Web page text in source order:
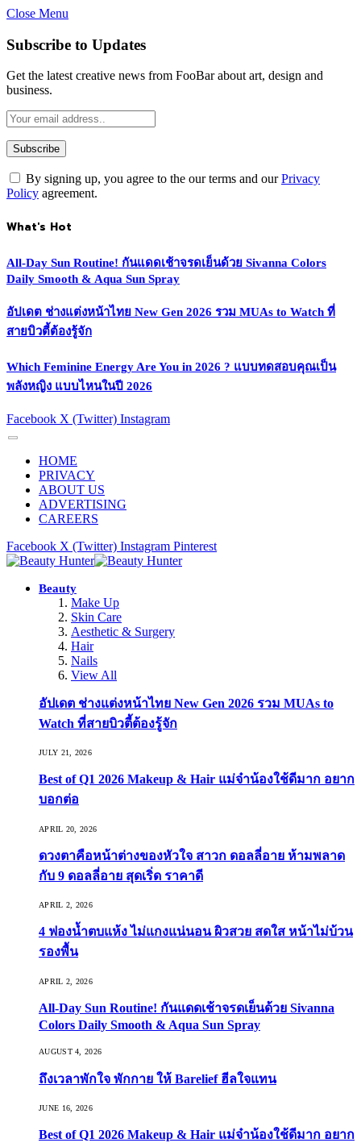
Close Menu
Subscribe to Updates
Get the latest creative news from FooBar about art, design and
business.
By signing up, you agree to the our terms and ourPrivacy
Policy agreement.
What's Hot
All-Day Sun Routine! กันแดดเช้าจรดเย็นด้วย Sivanna Colors
Daily Smooth & Aqua Sun Spray
อัปเดต ช่างแต่งหน้าไทย New Gen 2026 รวม MUAs to Watch ที่
สายบิวตี้ต้องรู้จัก
Which Feminine Energy Are You in 2026 ? แบบทดสอบคุณเป็น
พลังหญิง แบบไหนในปี 2026
Facebook X (Twitter) Instagram
HOME
PRIVACY
ABOUT US
ADVERTISING
CAREERS
Facebook X (Twitter) Instagram Pinterest
Beauty
Make Up
Skin Care
Aesthetic & Surgery
Hair
Nails
View All
อัปเดต ช่างแต่งหน้าไทย New Gen 2026 รวม MUAs to
Watch ที่สายบิวตี้ต้องรู้จัก
JULY 21, 2026
Best of Q1 2026 Makeup & Hair แม่จ๋าน้องใช้ดีมาก อยาก
บอกต่อ
APRIL 20, 2026
ดวงตาคือหน้าต่างของหัวใจ สาวก ดอลลี่อาย ห้ามพลาด
กับ 9 ดอลลี่อาย สุดเริ่ด ราคาดี
APRIL 2, 2026
4 ฟองน้ำตบแห้ง ไม่แกงแน่นอน ผิวสวย สดใส หน้าไม่บ้วน
รองพื้น
APRIL 2, 2026
All-Day Sun Routine! กันแดดเช้าจรดเย็นด้วย Sivanna
Colors Daily Smooth & Aqua Sun Spray
AUGUST 4, 2026
ถึงเวลาพักใจ พักกาย ให้ Barelief ฮีลใจแทน
JUNE 16, 2026
Best of Q1 2026 Makeup & Hair แม่จ๋าน้องใช้ดีมาก อยาก